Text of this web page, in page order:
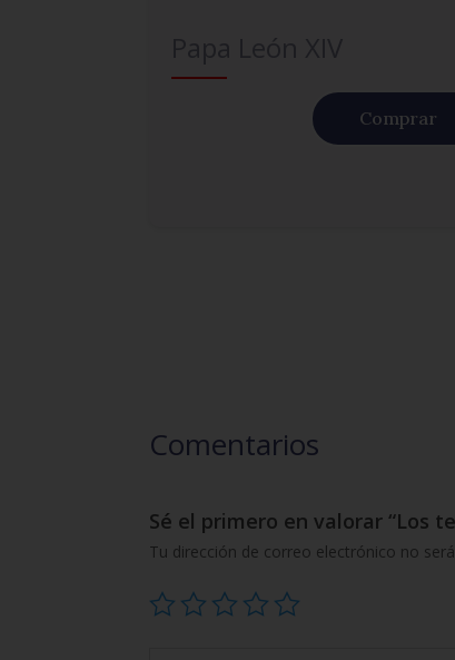
Comprar
Comentarios
Sé el primero en valorar “Los
Tu dirección de correo electrónico no será